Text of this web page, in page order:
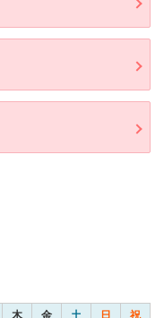
木 金 土 日 祝